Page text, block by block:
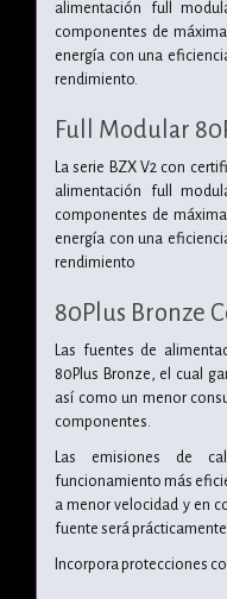
alimentación full
componentes de
energía con una
rendimiento.
Full Modular
La serie BZX V2 con
alimentación full
componentes de
energía con una
rendimiento
80Plus Bronze
Las fuentes de
80Plus Bronze, el cual
así como un menor
componentes.
Las emisiones de
funcionamiento más
a menor velocidad y en
fuente será
Incorpora protecciones